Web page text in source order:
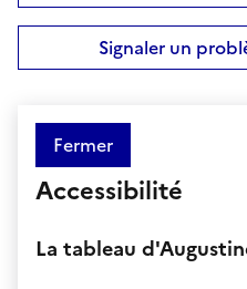
Signaler un
Fermer
Accessibilité
La tableau